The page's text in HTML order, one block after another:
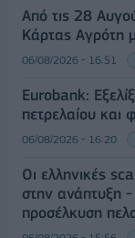
Από τις 28
Κάρτας Αγρότη
06/08/2026 - 16:51
Eurobank:
πετρελαίου και
06/08/2026 - 16:20
Οι ελληνικές
στην ανάπτυξη
προσέλκυση